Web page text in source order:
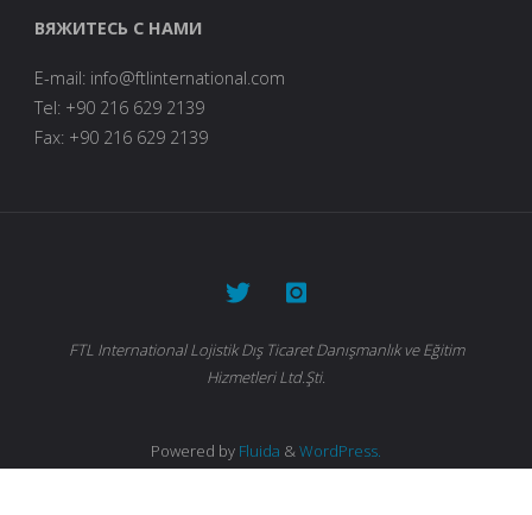
ВЯЖИТЕСЬ С НАМИ
E-mail: info@ftlinternational.com
Tel: +90 216 629 2139
Fax: +90 216 629 2139
FTL International Lojistik Dış Ticaret Danışmanlık ve Eğitim
Hizmetleri Ltd.Şti.
Powered by Fluida &WordPress.